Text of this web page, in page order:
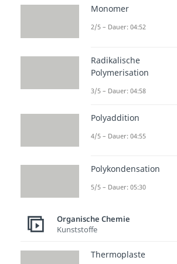
Nonanon
5-
Nonanon
2-
Decanon
Decanon
Monomer
2/5 – Dauer: 04:52
Radikalische
Polymerisation
3/5 – Dauer: 04:58
Polyaddition
4/5 – Dauer: 04:55
Polykondensation
5/5 – Dauer: 05:30
Organische Chemie
Kunststoffe
Thermoplaste